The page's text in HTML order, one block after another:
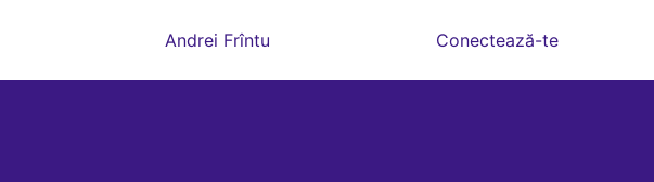
Andrei Frîntu Conectează-te